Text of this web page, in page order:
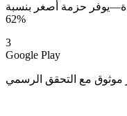
حزمة أصغر بنسبة
62%
3
Google Play
موثوق مع التحقق الرسمي